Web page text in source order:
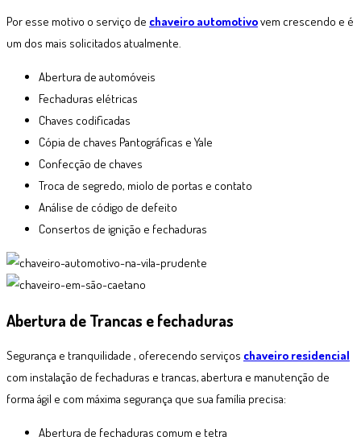
Por esse motivo o serviço de chaveiro automotivovem crescendo e é
um dos mais solicitados atualmente.
Abertura de automóveis
Fechaduras elétricas
Chaves codificadas
Cópia de chaves Pantográficas e Yale
Confecção de chaves
Troca de segredo, miolo de portas e contato
Análise de código de defeito
Consertos de ignição e fechaduras
Abertura de Trancas e fechaduras
Segurança e tranquilidade , oferecendo serviços chaveiro residencial
com instalação de fechaduras e trancas, abertura e manutenção de
forma ágil e com máxima segurança que sua família precisa:
Abertura de fechaduras comum e tetra